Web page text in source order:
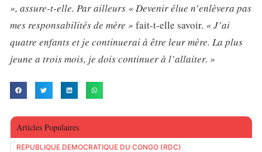
», assure-t-elle. Par ailleurs « Devenir élue n’enlèvera pas
mes responsabilités de mère » fait-t-elle savoir. « J’ai
quatre enfants et je continuerai à être leur mère. La plus
jeune a trois mois, je dois continuer à l’allaiter. »
Articles Populaires
RÉPUBLIQUE DÉMOCRATIQUE DU CONGO (RDC)